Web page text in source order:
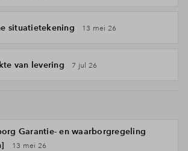
situatietekening 13 mei 26
van levering 7 jul 26
Garantie- en waarborgregeling
13 mei 26